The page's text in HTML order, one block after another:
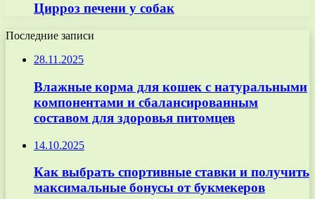
Цирроз печени у собак
Последние записи
28.11.2025
Влажные корма для кошек с натуральными
компонентами и сбалансированным
составом для здоровья питомцев
14.10.2025
Как выбрать спортивные ставки и получить
максимальные бонусы от букмекеров